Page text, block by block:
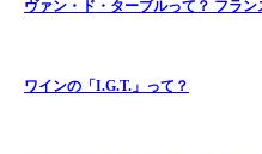
ヴァン・ド・ターブルって？ フラ
ワインの「I.G.T.」って？